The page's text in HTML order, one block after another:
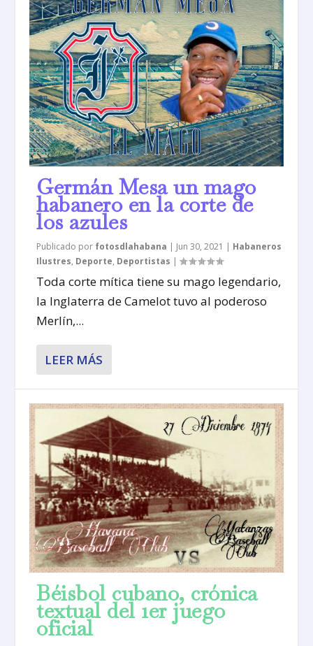
Germán Mesa un mago
habanero en la corte de
los azules
Publicado por fotosdlahabana | Jun 30, 2021 | Habaneros
Ilustres, Deporte, Deportistas |
Toda corte mítica tiene su mago legendario,
la Inglaterra de Camelot tuvo al poderoso
Merlín,...
LEER MÁS
Béisbol cubano, crónica
textual del 1er juego
oficial